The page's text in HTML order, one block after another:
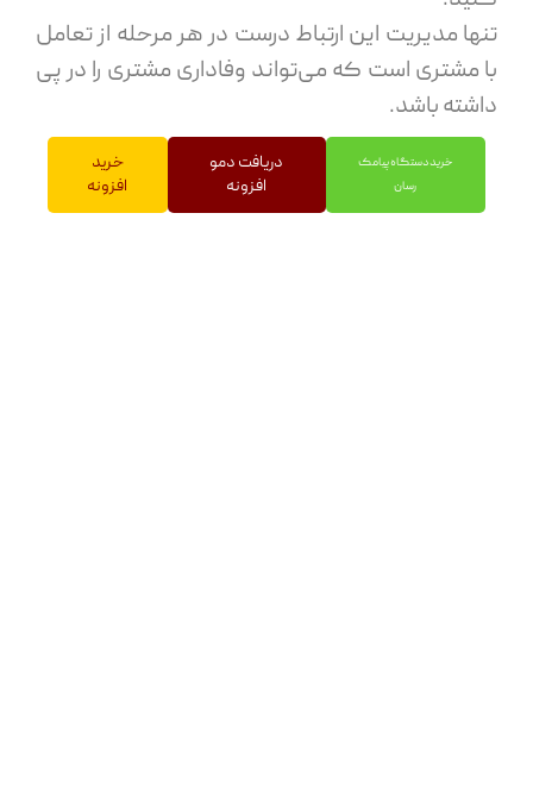
تنها مدیریت این ارتباط درست در هر مرحله از تعامل
با مشتری است که می‌تواند وفاداری مشتری را در پی
داشته باشد.
خرید دستگاه پیامک
رسان
دریافت دمو
افزونه
خرید
افزونه